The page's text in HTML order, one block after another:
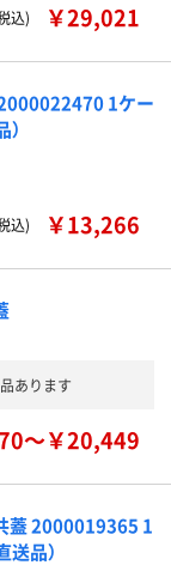
込) ￥29,021
1ケー
込) ￥13,266
あります
～￥20,449
蓋 2000019365 1
品）